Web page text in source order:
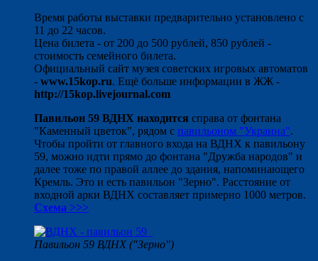
Время работы выставки предварительно установлено с
11 до 22 часов.
Цена билета - от 200 до 500 рублей, 850 рублей -
стоимость семейного билета.
Официальный сайт музея советских игровых автоматов
- www.15kop.ru. Ещё больше информации в ЖЖ -
http://15kop.livejournal.com
Павильон 59 ВДНХ находится справа от фонтана
"Каменный цветок", рядом с павильоном "Украина".
Чтобы пройти от главного входа на ВДНХ к павильону
59, можно идти прямо до фонтана "Дружба народов" и
далее тоже по правой аллее до здания, напоминающего
Кремль. Это и есть павильон "Зерно". Расстояние от
входной арки ВДНХ составляет примерно 1000 метров.
Схема >>>
Павильон 59 ВДНХ ("Зерно")